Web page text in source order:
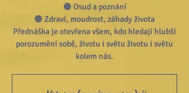
🟠 Osud a poznání
🟠 Zdraví, moudrost, záhady života
Přednáška je otevřena všem, kdo hledají hlubší
porozumění sobě, životu i světu životu i světu